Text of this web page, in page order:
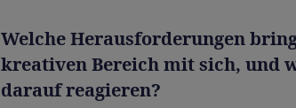
Welche Herausforderungen
kreativen Bereich mit sich, und
darauf reagieren?